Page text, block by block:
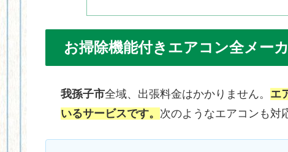
お掃除機能付きエアコン全メー
我孫子市全域、出張料金はかかりません。 エ
いるサービスです。 次のようなエアコンも対